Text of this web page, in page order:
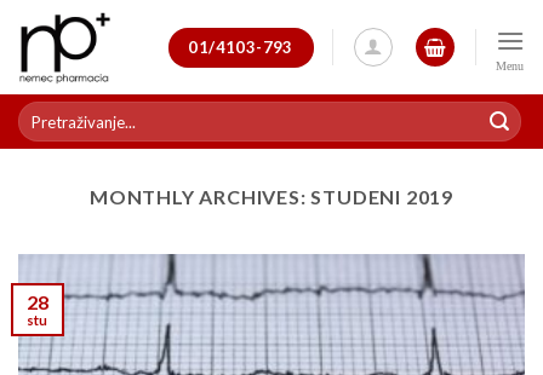
content
01/4103-793
Pretraži:
MONTHLY ARCHIVES:STUDENI 2019
28
stu